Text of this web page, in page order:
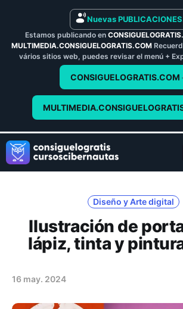
Nuevas
Estamos publicando en
MULTIMEDIA.CONSIGUELOGRATIS.COM
vários sitios web, puedes revisar el menú +
CONSIGUELOGRATIS.COM
Diseño y Arte digital
Ilustración de
lápiz, tinta y
16 may. 2024